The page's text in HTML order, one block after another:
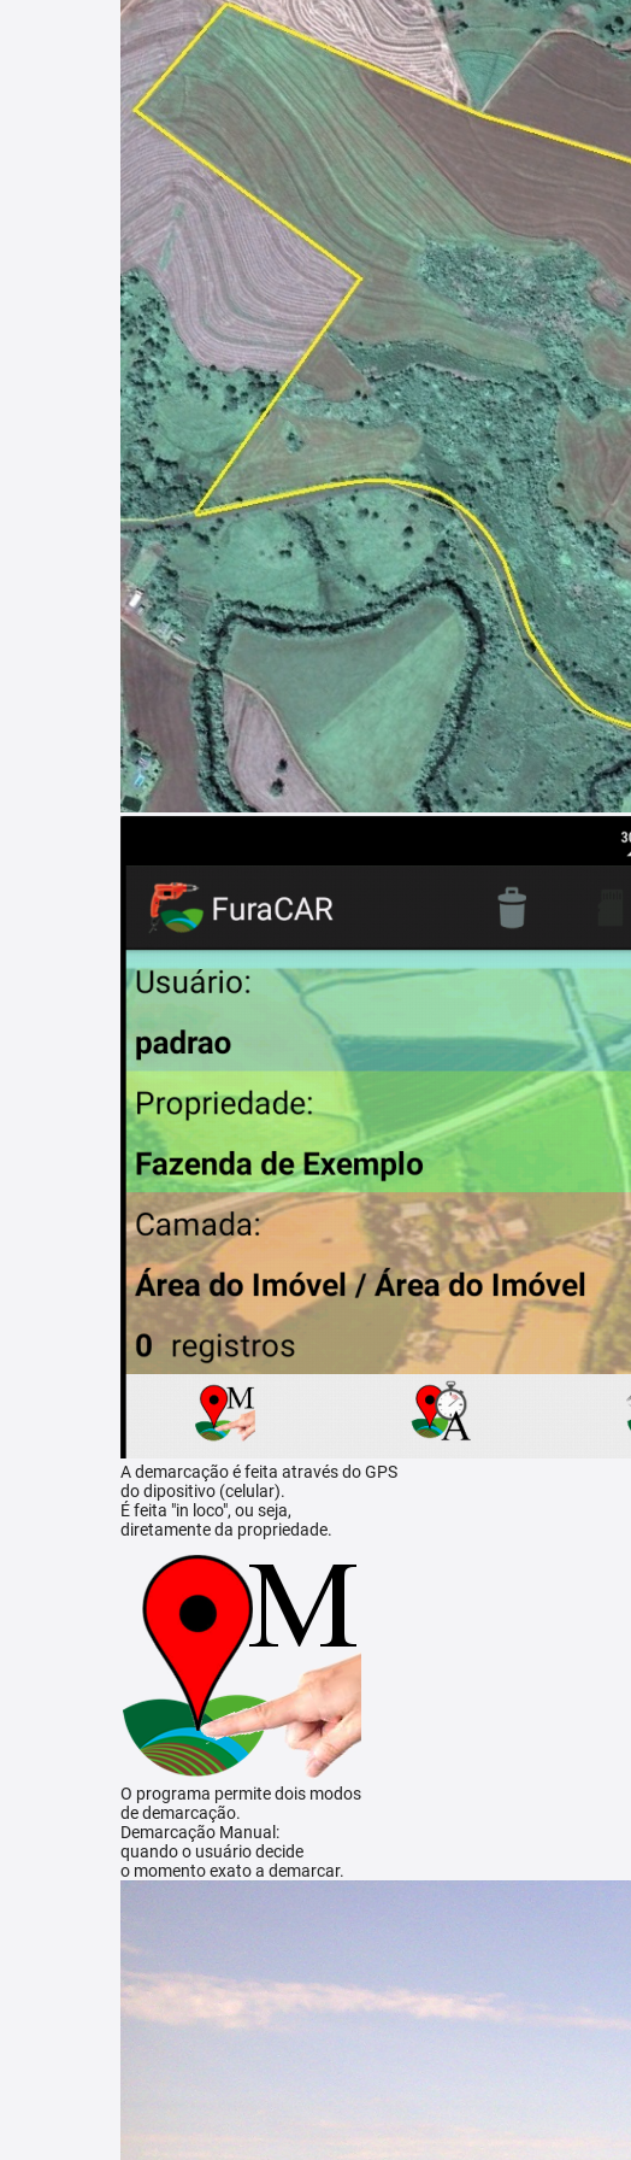
A demarcação é feita através do GPS
do dipositivo (celular).
É feita "in loco", ou seja,
diretamente da propriedade.
O programa permite dois modos
de demarcação.
Demarcação Manual:
quando o usuário decide
o momento exato a demarcar.